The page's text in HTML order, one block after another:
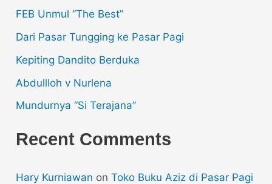
FEB Unmul “The Best”
Dari Pasar Tungging ke Pasar Pagi
Kepiting Dandito Berduka
Abdullloh v Nurlena
Mundurnya “Si Terajana”
Recent Comments
Hary Kurniawan onToko Buku Aziz di Pasar Pagi